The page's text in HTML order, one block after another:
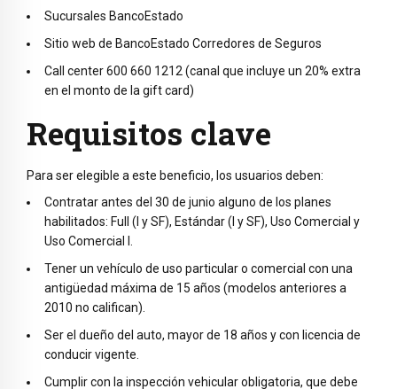
Sucursales BancoEstado
Sitio web de BancoEstado Corredores de Seguros
Call center 600 660 1212 (canal que incluye un 20% extra
en el monto de la gift card)
Requisitos clave
Para ser elegible a este beneficio, los usuarios deben:
Contratar antes del 30 de junio alguno de los planes
habilitados: Full (I y SF), Estándar (I y SF), Uso Comercial y
Uso Comercial I.
Tener un vehículo de uso particular o comercial con una
antigüedad máxima de 15 años (modelos anteriores a
2010 no califican).
Ser el dueño del auto, mayor de 18 años y con licencia de
conducir vigente.
Cumplir con la inspección vehicular obligatoria, que debe